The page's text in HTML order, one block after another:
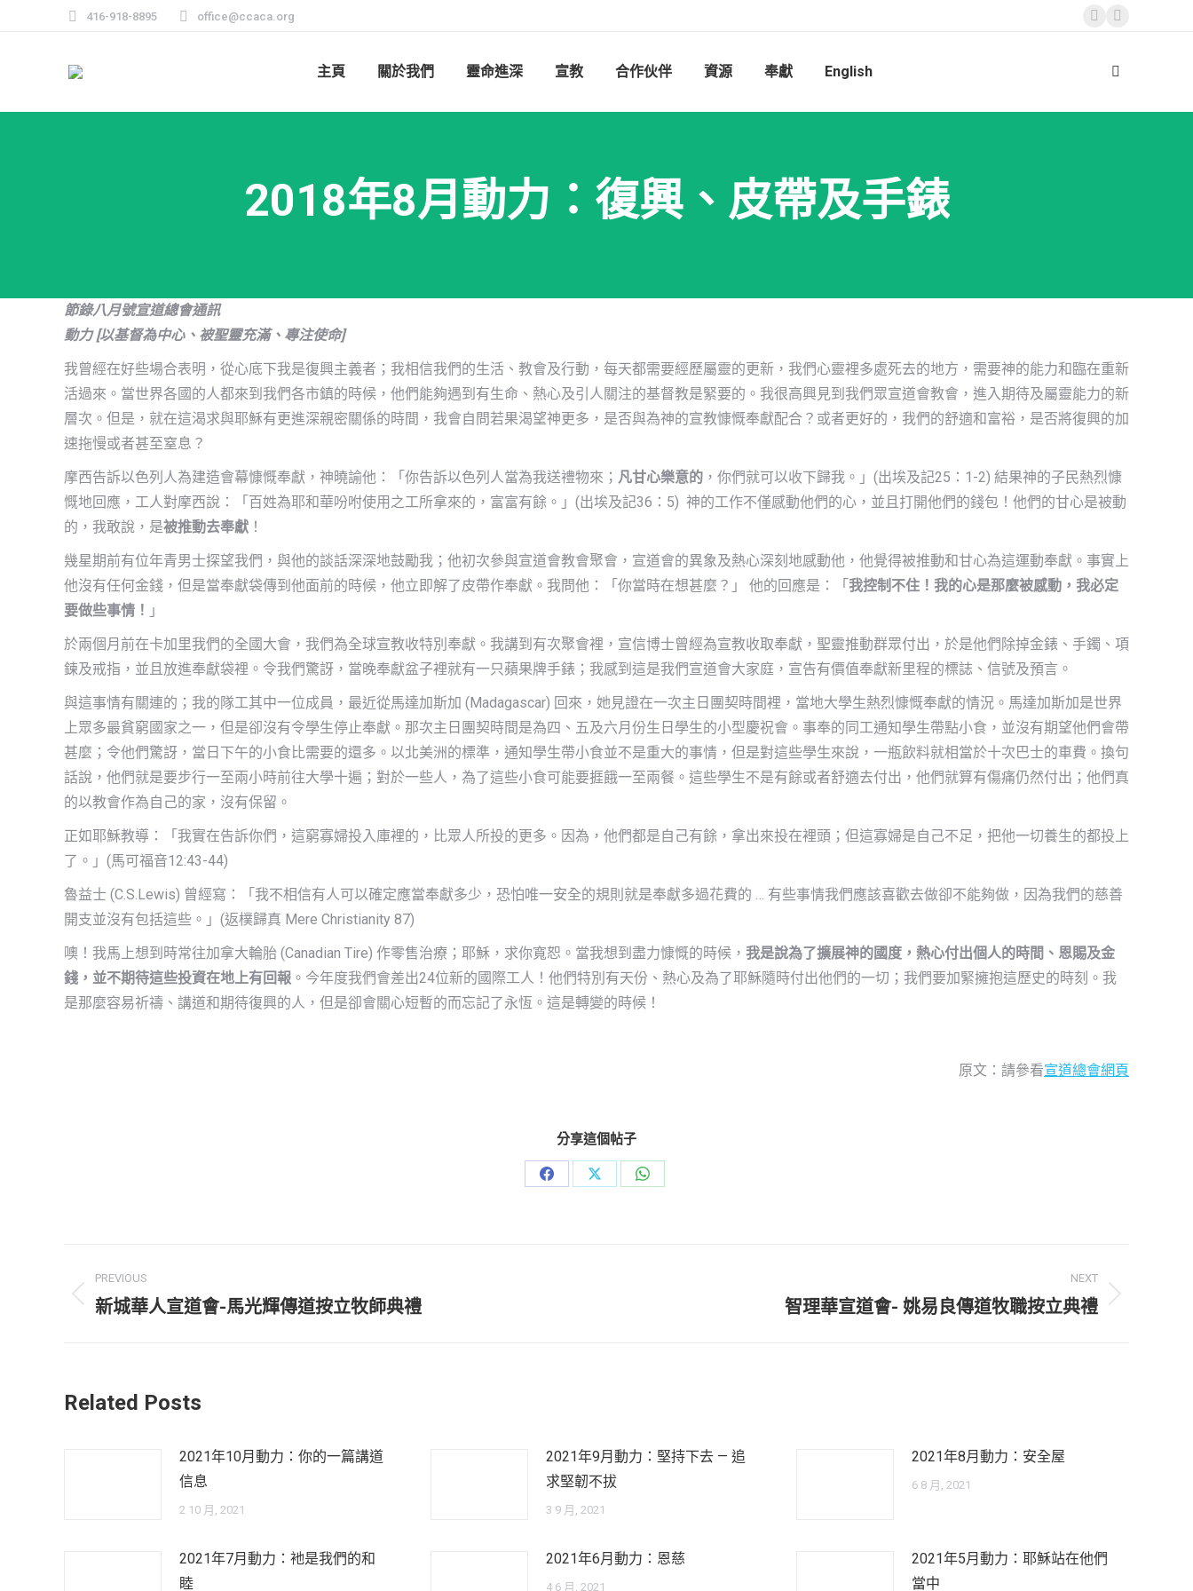
416-918-8895 office@ccaca.org
Facebook
opens
Instagram
opens
主頁 關於我們 靈命進深 宣教 合作伙伴 資源 奉獻 English Search:
2018年8月動力：復興、皮帶及手錶
節錄八月號宣道總會通訊
動力 [以基督為中心、被聖靈充滿、專注使命]
我曾經在好些場合表明，從心底下我是復興主義者；我相信我們的生活、教會及行動，每天都需要經歷屬靈的更新，我們心靈裡多處死去的地方，需要神的能力和臨在重新
活過來。當世界各國的人都來到我們各市鎮的時候，他們能夠遇到有生命、熱心及引人關注的基督教是緊要的。我很高興見到我們眾宣道會教會，進入期待及屬靈能力的新
層次。但是，就在這渴求與耶穌有更進深親密關係的時間，我會自問若果渴望神更多，是否與為神的宣教慷慨奉獻配合？或者更好的，我們的舒適和富裕，是否將復興的加
速拖慢或者甚至窒息？
摩西告訴以色列人為建造會幕慷慨奉獻，神曉諭他：「你告訴以色列人當為我送禮物來； 凡甘心樂意的 ，你們就可以收下歸我。」(出埃及記25：1-2) 結果神的子民熱烈慷
慨地回應，工人對摩西說：「百姓為耶和華吩咐使用之工所拿來的，富富有餘。」(出埃及記36：5) 神的工作不僅感動他們的心，並且打開他們的錢包！他們的甘心是被動
的，我敢說，是被推動去奉獻 ！
幾星期前有位年青男士探望我們，與他的談話深深地鼓勵我；他初次參與宣道會教會聚會，宣道會的異象及熱心深刻地感動他，他覺得被推動和甘心為這運動奉獻。事實上
他沒有任何金錢，但是當奉獻袋傳到他面前的時候，他立即解了皮帶作奉獻。我問他：「你當時在想甚麼？」 他的回應是：「 我控制不住！我的心是那麼被感動，我必定
要做些事情！ 」
於兩個月前在卡加里我們的全國大會，我們為全球宣教收特別奉獻。我講到有次聚會裡，宣信博士曾經為宣教收取奉獻，聖靈推動群眾付出，於是他們除掉金錶、手鐲、項
鍊及戒指，並且放進奉獻袋裡。令我們驚訝，當晚奉獻盆子裡就有一只蘋果牌手錶；我感到這是我們宣道會大家庭，宣告有價值奉獻新里程的標誌、信號及預言。
與這事情有關連的；我的隊工其中一位成員，最近從馬達加斯加 (Madagascar) 回來，她見證在一次主日團契時間裡，當地大學生熱烈慷慨奉獻的情況。馬達加斯加是世界
上眾多最貧窮國家之一，但是卻沒有令學生停止奉獻。那次主日團契時間是為四、五及六月份生日學生的小型慶祝會。事奉的同工通知學生帶點小食，並沒有期望他們會帶
甚麼；令他們驚訝，當日下午的小食比需要的還多。以北美洲的標準，通知學生帶小食並不是重大的事情，但是對這些學生來說，一瓶飲料就相當於十次巴士的車費。換句
話說，他們就是要步行一至兩小時前往大學十遍；對於一些人，為了這些小食可能要捱餓一至兩餐。這些學生不是有餘或者舒適去付出，他們就算有傷痛仍然付出；他們真
的以教會作為自己的家，沒有保留。
正如耶穌教導：「我實在告訴你們，這窮寡婦投入庫裡的，比眾人所投的更多。因為，他們都是自己有餘，拿出來投在裡頭；但這寡婦是自己不足，把他一切養生的都投上
了。」(馬可福音12:43-44)
魯益士 (C.S.Lewis) 曾經寫：「我不相信有人可以確定應當奉獻多少，恐怕唯一安全的規則就是奉獻多過花費的 … 有些事情我們應該喜歡去做卻不能夠做，因為我們的慈善
開支並沒有包括這些。」(返樸歸真 Mere Christianity 87)
噢！我馬上想到時常往加拿大輪胎 (Canadian Tire) 作零售治療；耶穌，求你寬恕。當我想到盡力慷慨的時候， 我是說為了擴展神的國度 ， 熱心付出個人的時間、恩賜及金
錢，並不期待這些投資在地上有回報 。今年度我們會差出24位新的國際工人！他們特別有天份、熱心及為了耶穌隨時付出他們的一切；我們要加緊擁抱這歷史的時刻。我
是那麼容易祈禱、講道和期待復興的人，但是卻會關心短暫的而忘記了永恆。這是轉變的時候！
原文：請參看宣道總會網頁
分享這個帖子
Share
Share
Share
navigation
PREVIOUS
Previous
新城華人宣道會-馬光輝傳道按立牧師典禮
NEXT
智理華宣道會- 姚易良傳道牧職按立典禮
Related Posts
2021年10月動力：你的一篇講道
信息
2 10 月, 2021
2021年9月動力：堅持下去 — 追
求堅韌不拔
3 9 月, 2021
2021年8月動力：安全屋
6 8 月, 2021
2021年7月動力：衪是我們的和
睦
2021年6月動力：恩慈
4 6 月, 2021
2021年5月動力：耶穌站在他們
當中